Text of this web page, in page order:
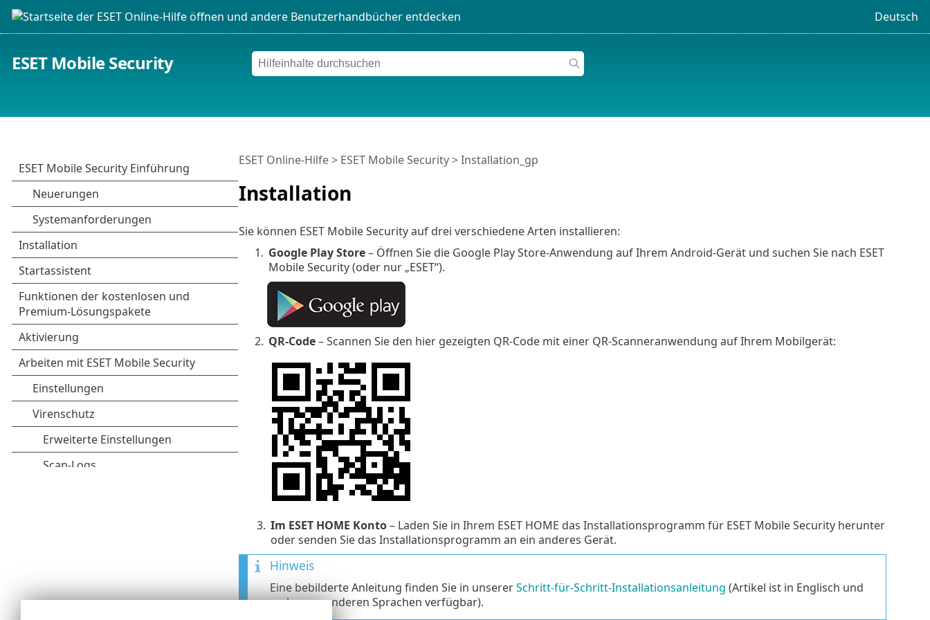
Deutsch
ESET Mobile Security
Installation
ESET Online-Hilfe> ESET Mobile Security>Installation_gp
Sie können ESET Mobile Security auf drei verschiedene Arten installieren:
1. Google Play Store– Öffnen Sie die Google Play Store-Anwendung auf Ihrem Android-Gerät und suchen Sie nach ESET
Mobile Security (oder nur „ESET“).
2. QR-Code– Scannen Sie den hier gezeigten QR-Code mit einer QR-Scanneranwendung auf Ihrem Mobilgerät:
3. Im ESET HOME Konto– Laden Sie in Ihrem ESET HOME das Installationsprogramm für ESET Mobile Security herunter
oder senden Sie das Installationsprogramm an ein anderes Gerät.
Hinweis
Eine bebilderte Anleitung finden Sie in unsererSchritt-für-Schritt-Installationsanleitung (Artikel ist in Englisch und
mehreren anderen Sprachen verfügbar).